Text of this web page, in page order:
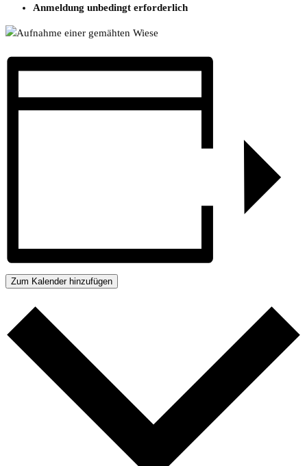
Anmeldung unbedingt erforderlich
Zum Kalender hinzufügen